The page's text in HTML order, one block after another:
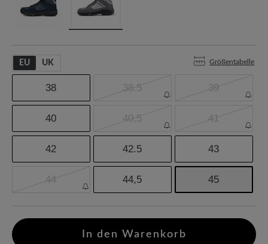
EU UK Größentabelle
38 38.5 39
40 40,5 41
42 42.5 43
44 44,5 45
In den Warenkorb